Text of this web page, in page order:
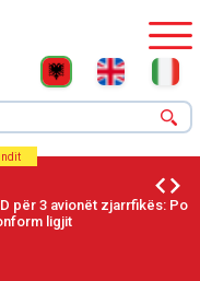
për 3 avionët zjarrfikës: Po
ligjit